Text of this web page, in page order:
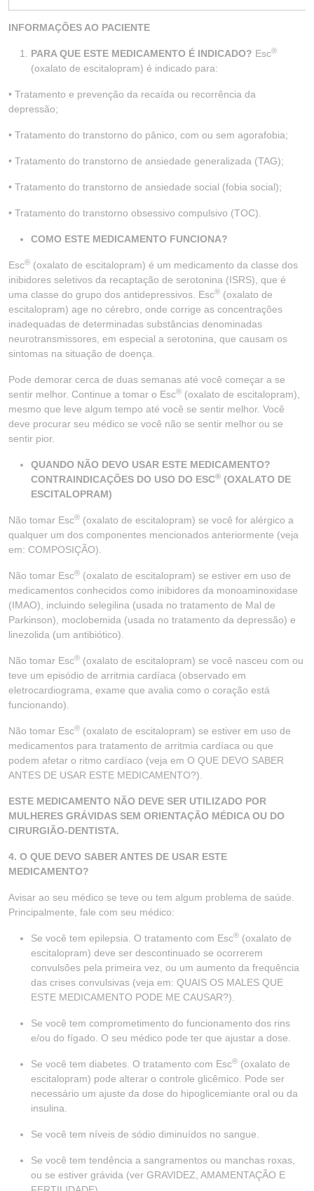
INFORMAÇÕES AO PACIENTE
PARA QUE ESTE MEDICAMENTO É INDICADO? Esc®
(oxalato de escitalopram) é indicado para:
• Tratamento e prevenção da recaída ou recorrência da
depressão;
• Tratamento do transtorno do pânico, com ou sem agorafobia;
• Tratamento do transtorno de ansiedade generalizada (TAG);
• Tratamento do transtorno de ansiedade social (fobia social);
• Tratamento do transtorno obsessivo compulsivo (TOC).
COMO ESTE MEDICAMENTO FUNCIONA?
Esc® (oxalato de escitalopram) é um medicamento da classe dos
inibidores seletivos da recaptação de serotonina (ISRS), que é
uma classe do grupo dos antidepressivos. Esc® (oxalato de
escitalopram) age no cérebro, onde corrige as concentrações
inadequadas de determinadas substâncias denominadas
neurotransmissores, em especial a serotonina, que causam os
sintomas na situação de doença.
Pode demorar cerca de duas semanas até você começar a se
sentir melhor. Continue a tomar o Esc® (oxalato de escitalopram),
mesmo que leve algum tempo até você se sentir melhor. Você
deve procurar seu médico se você não se sentir melhor ou se
sentir pior.
QUANDO NÃO DEVO USAR ESTE MEDICAMENTO?
CONTRAINDICAÇÕES DO USO DO ESC® (OXALATO DE
ESCITALOPRAM)
Não tomar Esc® (oxalato de escitalopram) se você for alérgico a
qualquer um dos componentes mencionados anteriormente (veja
em: COMPOSIÇÃO).
Não tomar Esc® (oxalato de escitalopram) se estiver em uso de
medicamentos conhecidos como inibidores da monoaminoxidase
(IMAO), incluindo selegilina (usada no tratamento de Mal de
Parkinson), moclobemida (usada no tratamento da depressão) e
linezolida (um antibiótico).
Não tomar Esc® (oxalato de escitalopram) se você nasceu com ou
teve um episódio de arritmia cardíaca (observado em
eletrocardiograma, exame que avalia como o coração está
funcionando).
Não tomar Esc® (oxalato de escitalopram) se estiver em uso de
medicamentos para tratamento de arritmia cardíaca ou que
podem afetar o ritmo cardíaco (veja em O QUE DEVO SABER
ANTES DE USAR ESTE MEDICAMENTO?).
ESTE MEDICAMENTO NÃO DEVE SER UTILIZADO POR
MULHERES GRÁVIDAS SEM ORIENTAÇÃO MÉDICA OU DO
CIRURGIÃO-DENTISTA.
4. O QUE DEVO SABER ANTES DE USAR ESTE
MEDICAMENTO?
Avisar ao seu médico se teve ou tem algum problema de saúde.
Principalmente, fale com seu médico:
Se você tem epilepsia. O tratamento com Esc® (oxalato de
escitalopram) deve ser descontinuado se ocorrerem
convulsões pela primeira vez, ou um aumento da frequência
das crises convulsivas (veja em: QUAIS OS MALES QUE
ESTE MEDICAMENTO PODE ME CAUSAR?).
Se você tem comprometimento do funcionamento dos rins
e/ou do fígado. O seu médico pode ter que ajustar a dose.
Se você tem diabetes. O tratamento com Esc® (oxalato de
escitalopram) pode alterar o controle glicêmico. Pode ser
necessário um ajuste da dose do hipoglicemiante oral ou da
insulina.
Se você tem níveis de sódio diminuídos no sangue.
Se você tem tendência a sangramentos ou manchas roxas,
ou se estiver grávida (ver GRAVIDEZ, AMAMENTAÇÃO E